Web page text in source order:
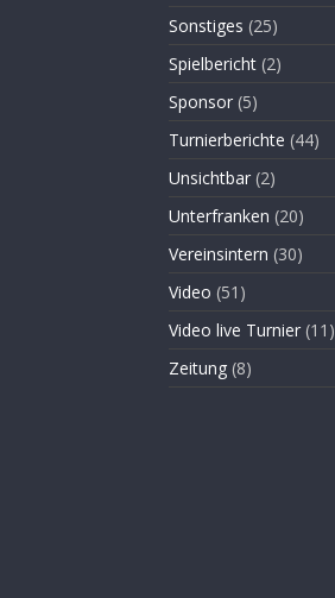
Sonstiges (25)
Spielbericht(2)
Sponsor(5)
Turnierberichte (44)
Unsichtbar(2)
Unterfranken (20)
Vereinsintern (30)
Video (51)
Video live Turnier(11)
Zeitung(8)